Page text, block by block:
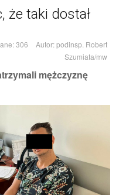
że taki dostał
306 Autor:podinsp. Robert
Szumiata/mw
mężczyznę